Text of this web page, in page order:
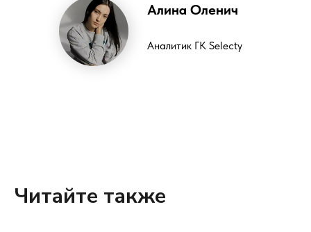
Алина Оленич
Аналитик ГК Selecty
Читайте также